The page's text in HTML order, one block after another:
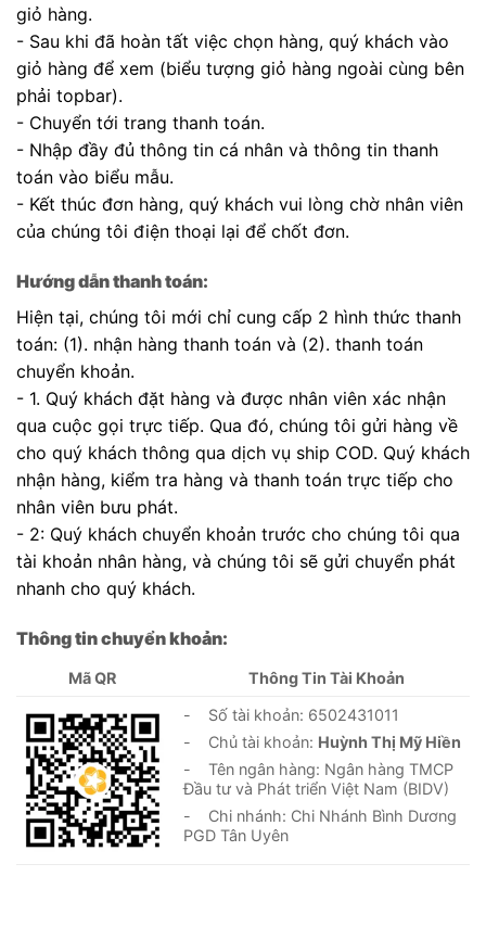
giỏ hàng.
- Sau khi đã hoàn tất việc chọn hàng, quý khách vào
giỏ hàng để xem (biểu tượng giỏ hàng ngoài cùng bên
phải topbar).
- Chuyển tới trang thanh toán.
- Nhập đầy đủ thông tin cá nhân và thông tin thanh
toán vào biểu mẫu.
- Kết thúc đơn hàng, quý khách vui lòng chờ nhân viên
của chúng tôi điện thoại lại để chốt đơn.
Hướng dẫn thanh toán:
Hiện tại, chúng tôi mới chỉ cung cấp 2 hình thức thanh
toán: (1). nhận hàng thanh toán và (2). thanh toán
chuyển khoản.
- 1. Quý khách đặt hàng và được nhân viên xác nhận
qua cuộc gọi trực tiếp. Qua đó, chúng tôi gửi hàng về
cho quý khách thông qua dịch vụ ship COD. Quý khách
nhận hàng, kiểm tra hàng và thanh toán trực tiếp cho
nhân viên bưu phát.
- 2: Quý khách chuyển khoản trước cho chúng tôi qua
tài khoản nhân hàng, và chúng tôi sẽ gửi chuyển phát
nhanh cho quý khách.
Thông tin chuyển khoản:
Mã QR
Thông Tin Tài Khoản
- Số tài khoản: 6502431011
- Chủ tài khoản: Huỳnh Thị Mỹ Hiền
- Tên ngân hàng: Ngân hàng TMCP
Đầu tư và Phát triển Việt Nam (BIDV)
- Chi nhánh: Chi Nhánh Bình Dương
PGD Tân Uyên